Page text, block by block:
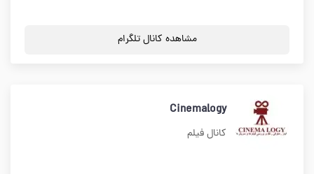
مشاهده کانال تلگرام
Cinemalogy
کانال فیلم